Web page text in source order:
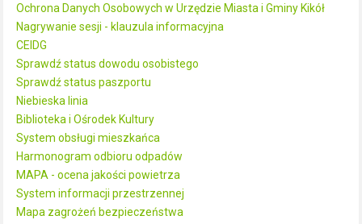
Ochrona Danych Osobowych w Urzędzie Miasta i Gminy Kikół
Nagrywanie sesji - klauzula informacyjna
CEIDG
Sprawdź status dowodu osobistego
Sprawdź status paszportu
Niebieska linia
Biblioteka i Ośrodek Kultury
System obsługi mieszkańca
Harmonogram odbioru odpadów
MAPA - ocena jakości powietrza
System informacji przestrzennej
Mapa zagrożeń bezpieczeństwa